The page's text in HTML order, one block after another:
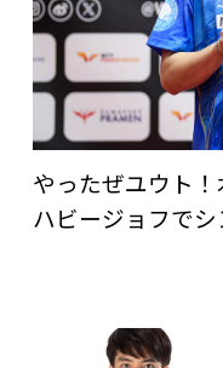
やったぜユウト
ハビージョフでシ